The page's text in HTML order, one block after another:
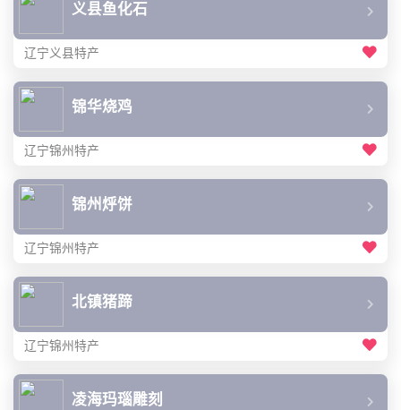
义县鱼化石
辽宁义县特产
锦华烧鸡
辽宁锦州特产
锦州烀饼
辽宁锦州特产
北镇猪蹄
辽宁锦州特产
凌海玛瑙雕刻